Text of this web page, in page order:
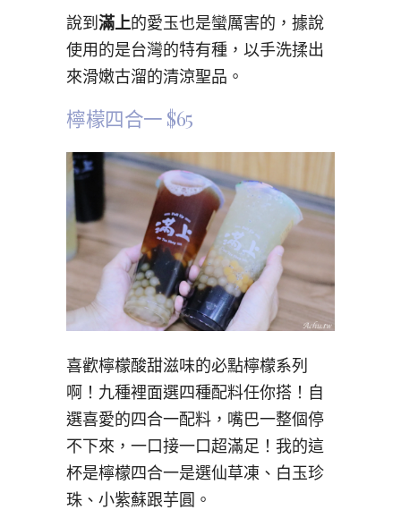
說到 滿上的愛玉也是蠻厲害的，據說
使用的是台灣的特有種，以手洗揉出
來滑嫩古溜的清涼聖品。
檸檬四合一 $65
喜歡檸檬酸甜滋味的必點檸檬系列
啊！九種裡面選四種配料任你搭！自
選喜愛的四合一配料，嘴巴一整個停
不下來，一口接一口超滿足！我的這
杯是檸檬四合一是選仙草凍、白玉珍
珠、小紫蘇跟芋圓。